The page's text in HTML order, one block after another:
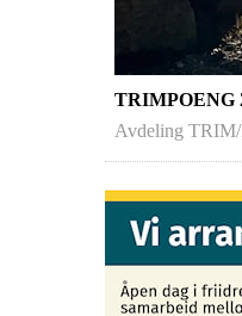
TRIMPOENG
Avdeling TRIM/